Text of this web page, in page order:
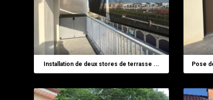
Installation de deux stores de terrasse ... Pose